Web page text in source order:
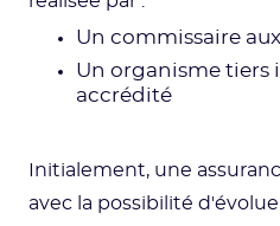
Un commissaire
Un organisme tiers
accrédité
Initialement, une
avec la possibilité